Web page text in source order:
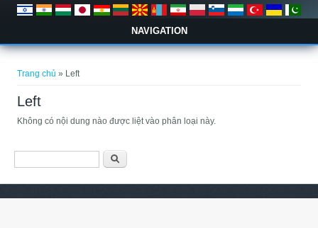
NAVIGATION
Trang chủ » Left
Left
Không có nội dung nào được liệt vào phân loại này.
Biểu mẫu tìm kiếm